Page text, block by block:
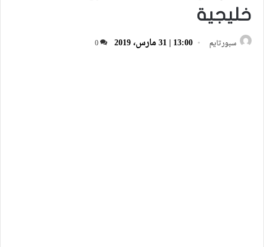
خليجية
سبورتايم 13:00 | 31 مارس، 2019 0